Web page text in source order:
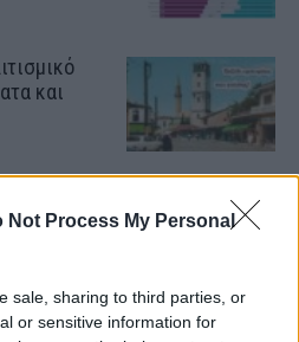
Not Process My Personal
sale, sharing to third parties, or
or sensitive information for
και